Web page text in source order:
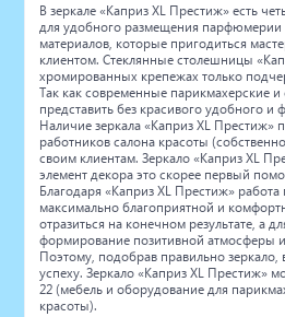
В зеркале «Каприз XL Престиж» есть
для удобного размещения
материалов, которые пригодиться
клиентом. Стеклянные столешницы
хромированных крепежах только
Так как современные парикмахерские
представить без красивого удобного и
Наличие зеркала «Каприз XL Престиж»
работников салона красоты (собственно
своим клиентам. Зеркало «Каприз XL
элемент декора это скорее первый
Благодаря «Каприз XL Престиж» работа
максимально благоприятной и
отразиться на конечном результате, а
формирование позитивной атмосферы
Поэтому, подобрав правильно зеркало,
успеху. Зеркало «Каприз XL Престиж»
22 (мебель и оборудование для
красоты).